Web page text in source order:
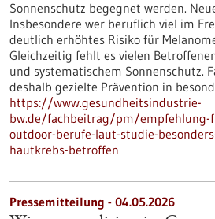
Sonnenschutz begegnet werden.
Insbesondere wer beruflich viel im
deutlich erhöhtes Risiko für
Gleichzeitig fehlt es vielen
und systematischem Sonnenschutz.
deshalb gezielte Prävention in
https://www.gesundheitsindustrie-
bw.de/fachbeitrag/pm/empfehlung-
outdoor-berufe-laut-studie-
hautkrebs-betroffen
Pressemitteilung - 04.05.2026